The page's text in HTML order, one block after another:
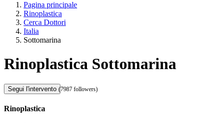
Pagina principale
Rinoplastica
Cerca Dottori
Italia
Sottomarina
Rinoplastica Sottomarina
Segui l'intervento (7987 followers)
Rinoplastica